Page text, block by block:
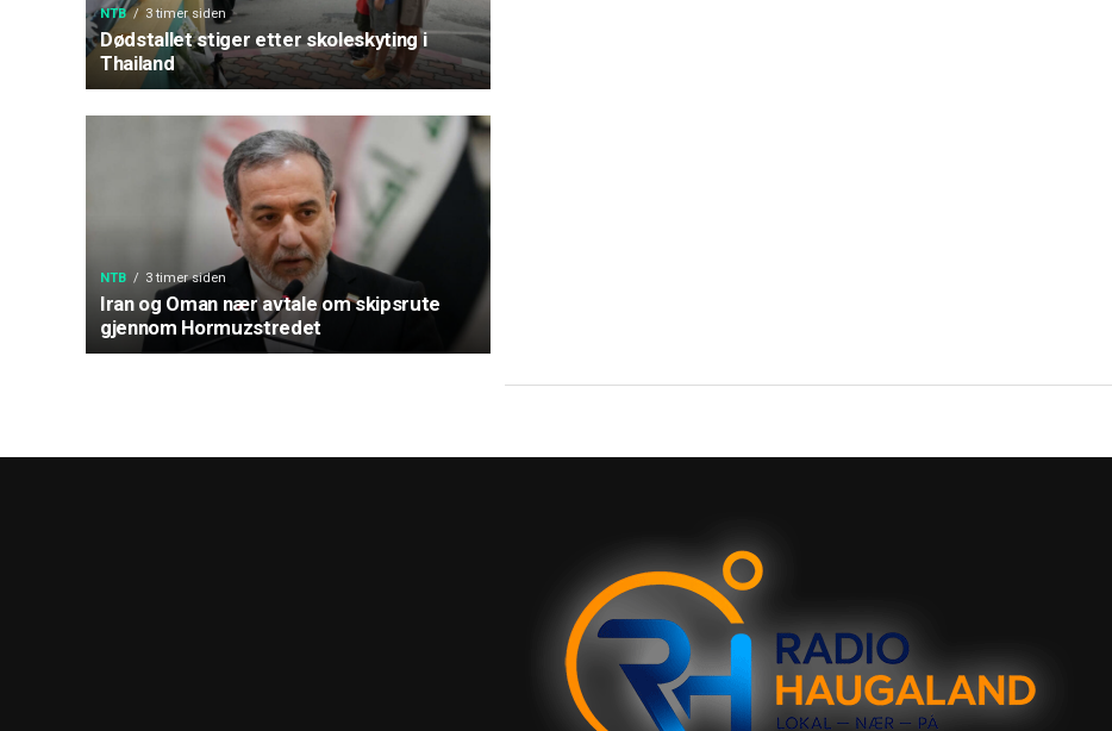
NTB 3 timer siden
Dødstallet stiger etter skoleskyting i
Thailand
NTB 3 timer siden
Iran og Oman nær avtale om skipsrute
gjennom Hormuzstredet